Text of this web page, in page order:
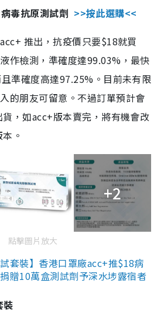
毒抗原測試劑 >>按此選購<<
推出，抗疫價只要$18就買
作檢測，準確度達99.03%，最快
準確度高達97.25%。目前未有限
的朋友可留意。不過訂單預計會
，如acc+版本賣完，將有機會改
。
+2
點擊圖片放大
套裝】香港口罩廠acc+推$18病
贈10萬盒測試劑予深水埗露宿者
裝